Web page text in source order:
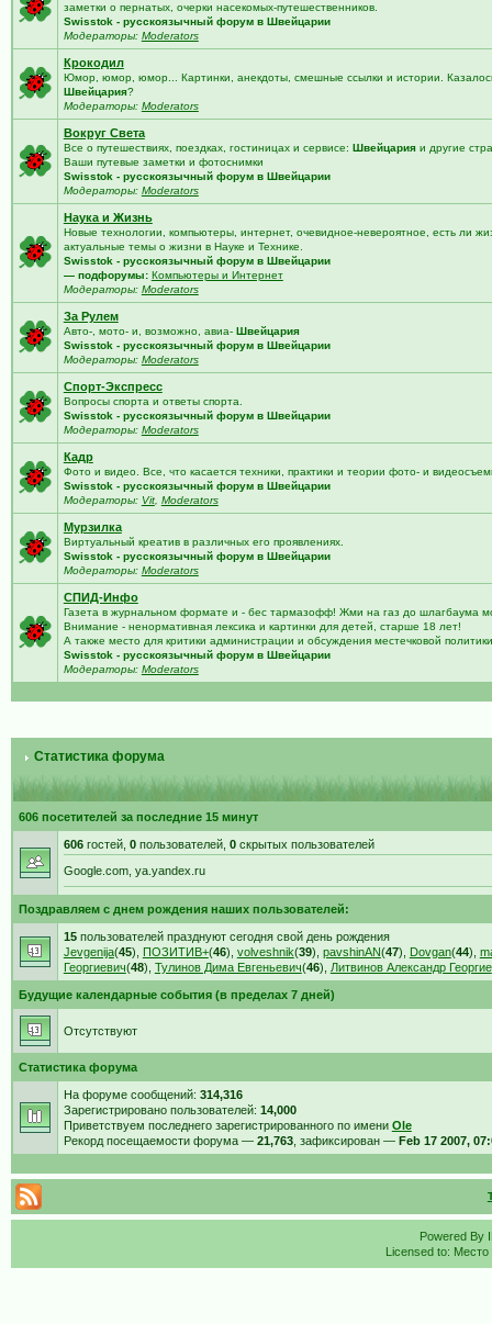
заметки о пернатых, очерки насекомых-путешественников.
Swisstok - русскоязычный форум в Швейцарии
Модераторы: Moderators
Крокодил
Юмор, юмор, юмор... Картинки, анекдоты, смешные ссылки и истории.
Швейцария?
Модераторы: Moderators
Вокруг Света
Все о путешествиях, поездках, гостиницах и сервисе: Швейцарияи другие
Ваши путевые заметки и фотоснимки
Swisstok - русскоязычный форум в Швейцарии
Модераторы: Moderators
Наука и Жизнь
Новые технологии, компьютеры, интернет, очевидное-невероятное, есть ли
актуальные темы о жизни в Науке и Технике.
Swisstok - русскоязычный форум в Швейцарии
— подфорумы: Компьютеры и Интернет
Модераторы: Moderators
За Рулем
Авто-, мото- и, возможно, авиа- Швейцария
Swisstok - русскоязычный форум в Швейцарии
Модераторы: Moderators
Спорт-Экспресс
Вопросы спорта и ответы спорта.
Swisstok - русскоязычный форум в Швейцарии
Модераторы: Moderators
Кадр
Фото и видео. Все, что касается техники, практики и теории фото- и
Swisstok - русскоязычный форум в Швейцарии
Модераторы: Vit, Moderators
Мурзилка
Виртуальный креатив в различных его проявлениях.
Swisstok - русскоязычный форум в Швейцарии
Модераторы: Moderators
СПИД-Инфо
Газета в журнальном формате и - бес тармазофф! Жми на газ до шлагбаума
Внимание - ненормативная лексика и картинки для детей, старше 18 лет!
А также место для критики администрации и обсуждения местечковой политики
Swisstok - русскоязычный форум в Швейцарии
Модераторы: Moderators
Статистика форума
606 посетителей за последние 15 минут
606гостей, 0пользователей, 0скрытых пользователей
Google.com, ya.yandex.ru
Поздравляем с днем рождения наших пользователей:
15пользователей празднуют сегодня свой день рождения
Jevgenija(45), ПОЗИТИВ+(46), volveshnik(39), pavshinAN(47), Dovgan(44),
Георгиевич(48), Тулинов Дима Евгеньевич(46), Литвинов Александр Георгие
Будущие календарные события (в пределах 7 дней)
Отсутствуют
Статистика форума
На форуме сообщений: 314,316
Зарегистрировано пользователей: 14,000
Приветствуем последнего зарегистрированного по имени Ole
Рекорд посещаемости форума — 21,763, зафиксирован — Feb 17 2007,
Powered By
Licensed to: